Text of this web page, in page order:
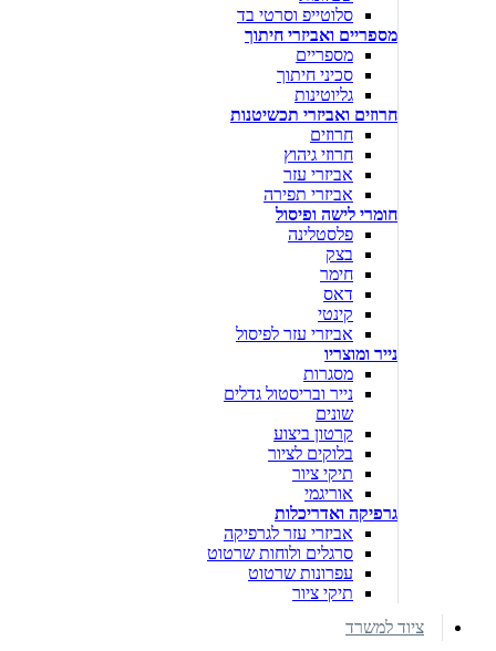
סלוטייפ וסרטי בד
מספריים ואביזרי חיתוך
מספריים
סכיני חיתוך
גליוטינות
חרוזים ואביזרי תכשיטנות
חרוזים
חרוזי גיהוץ
אביזרי עזר
אביזרי תפירה
חומרי לישה ופיסול
פלסטלינה
בצק
חימר
דאס
קינטי
אביזרי עזר לפיסול
נייר ומוצריו
מסגרות
נייר ובריסטול גדלים
שונים
קרטון ביצוע
בלוקים לציור
תיקי ציור
אוריגמי
גרפיקה ואדריכלות
אביזרי עזר לגרפיקה
סרגלים ולוחות שרטוט
עפרונות שרטוט
תיקי ציור
ציוד למשרד